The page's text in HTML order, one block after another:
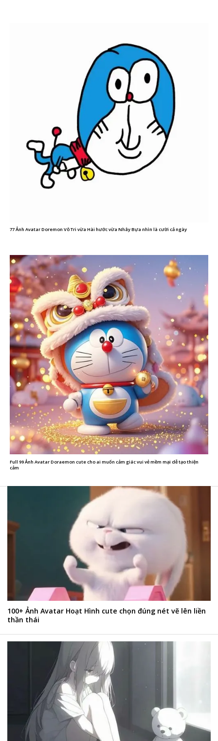
77 Ảnh Avatar Doremon Vô Tri vừa Hài hước vừa Nhây Bựa nhìn là cười cả ngày
Full 99 Ảnh Avatar Doraemon cute cho ai muốn cảm giác vui vẻ mềm mại dễ tạo thiện
cảm
100+ Ảnh Avatar Hoạt Hình cute chọn đúng nét vẽ lên liền
thần thái